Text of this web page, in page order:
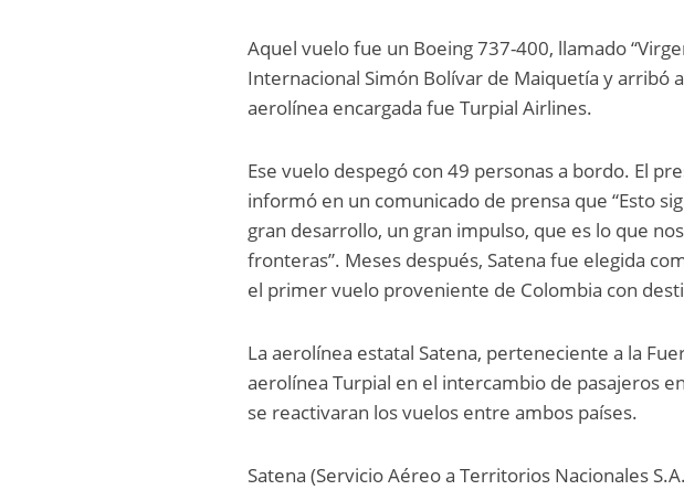
Aquel vuelo fue un Boeing 737-400, llamado
Internacional Simón Bolívar de Maiquetía y arribó
aerolínea encargada fue Turpial Airlines.
Ese vuelo despegó con 49 personas a bordo. El
informó en un comunicado de prensa que “Esto
gran desarrollo, un gran impulso, que es lo que
fronteras”. Meses después, Satena fue elegida
el primer vuelo proveniente de Colombia con
La aerolínea estatal Satena, perteneciente a la
aerolínea Turpial en el intercambio de pasajeros
se reactivaran los vuelos entre ambos países.
Satena (Servicio Aéreo a Territorios Nacionales